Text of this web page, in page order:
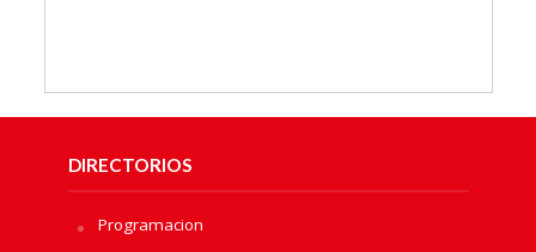
DIRECTORIOS
Programacion